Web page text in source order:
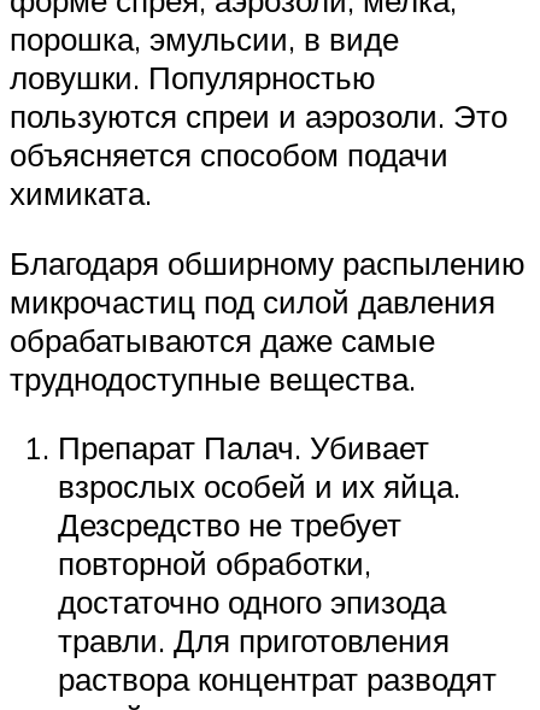
порошка, эмульсии, в виде
ловушки. Популярностью
пользуются спреи и аэрозоли. Это
объясняется способом подачи
химиката.
Благодаря обширному распылению
микрочастиц под силой давления
обрабатываются даже самые
труднодоступные вещества.
Препарат Палач. Убивает
взрослых особей и их яйца.
Дезсредство не требует
повторной обработки,
достаточно одного эпизода
травли. Для приготовления
раствора концентрат разводят